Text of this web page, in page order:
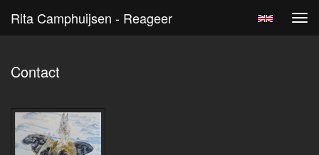
Rita Camphuijsen - Reageer
Contact